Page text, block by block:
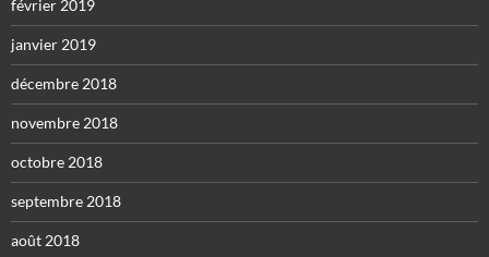
février 2019
janvier 2019
décembre 2018
novembre 2018
octobre 2018
septembre 2018
août 2018